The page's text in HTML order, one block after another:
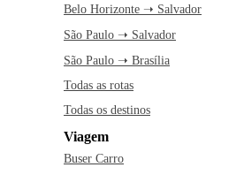
Belo Horizonte ➝ Salvador
São Paulo ➝ Salvador
São Paulo ➝ Brasília
Todas as rotas
Todas os destinos
Viagem
Buser Carro